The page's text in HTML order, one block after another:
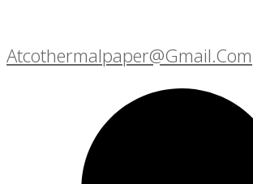
Atcothermalpaper@gmail.com